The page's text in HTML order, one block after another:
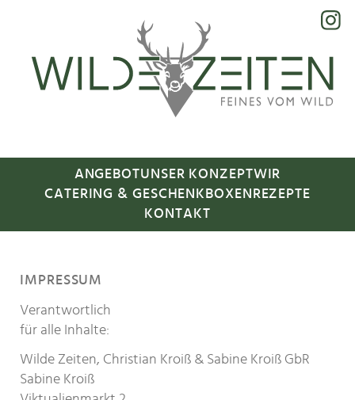
ANGEBOTUNSER KONZEPTWIR
CATERING & GESCHENKBOXEN REZEPTE
KONTAKT
IMPRESSUM
Verantwortlich
für alle Inhalte:
Wilde Zeiten, Christian Kroiß & Sabine Kroiß GbR
Sabine Kroiß